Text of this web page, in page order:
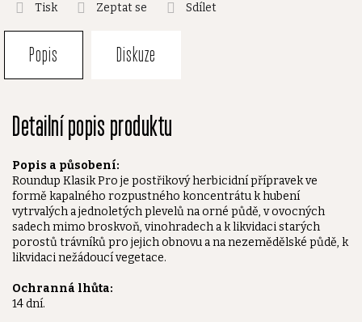
Tisk Zeptat se Sdílet
Popis Diskuze
Detailní popis produktu
Popis a působení:
Roundup Klasik Pro je postřikový herbicidní přípravek ve
formě kapalného rozpustného koncentrátu k hubení
vytrvalých a jednoletých plevelů na orné půdě, v ovocných
sadech mimo broskvoň, vinohradech a k likvidaci starých
porostů trávníků pro jejich obnovu a na nezemědělské půdě, k
likvidaci nežádoucí vegetace.
Ochranná lhůta:
14 dní.